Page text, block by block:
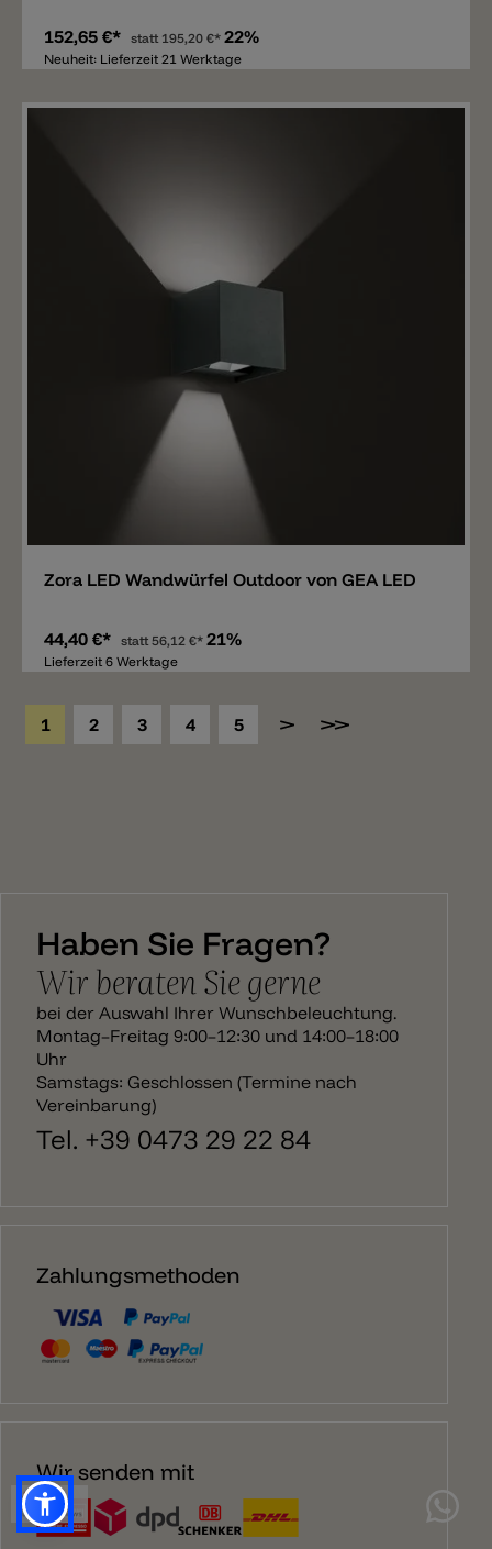
152,65 €* statt 195,20 €* 22%
Neuheit: Lieferzeit 21 Werktage
Zora LED Wandwürfel Outdoor von GEA LED
44,40 €* statt56,12 €* 21%
Lieferzeit 6 Werktage
1 2 3 4 5
Haben Sie Fragen?
Wir beraten Sie gerne
bei der Auswahl Ihrer Wunschbeleuchtung.
Montag–Freitag 9:00–12:30 und 14:00–18:00
Uhr
Samstags: Geschlossen (Termine nach
Vereinbarung)
Tel. +39 0473 29 22 84
Zahlungsmethoden
Wir senden mit